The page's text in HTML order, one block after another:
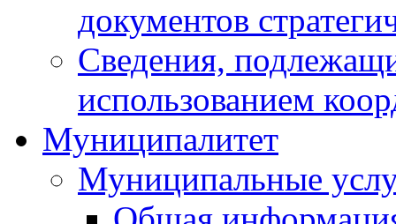
документов
Сведения,
использованием
Муниципалитет
Муниципальные